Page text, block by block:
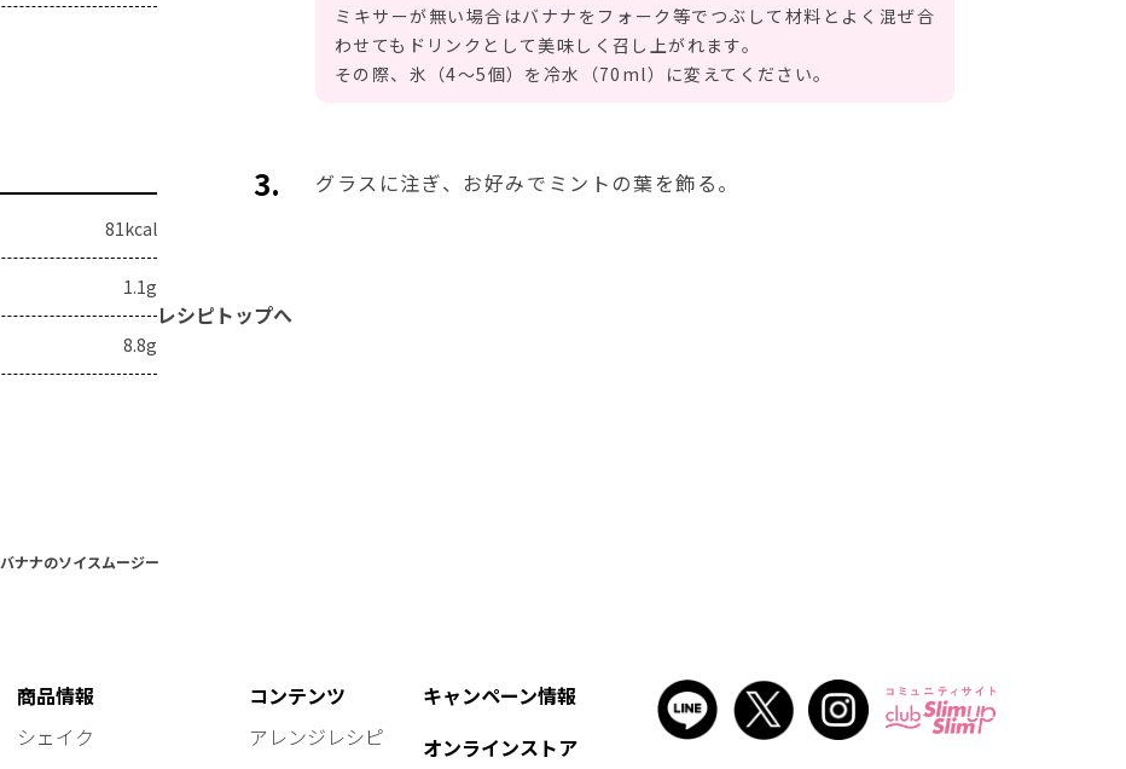
81kcal
1.1g
8.8g
ミキサーが無い場合はバナナをフォーク等でつぶして材料とよく混ぜ合
わせてもドリンクとして美味しく召し上がれます。
その際、氷（4～5個）を冷水（70ml）に変えてください。
グラスに注ぎ、お好みでミントの葉を飾る。
レシピトップへ
バナナのソイスムージー
商品情報
シェイク
コンテンツ
アレンジレシピ
キャンペーン情報
オンラインストア